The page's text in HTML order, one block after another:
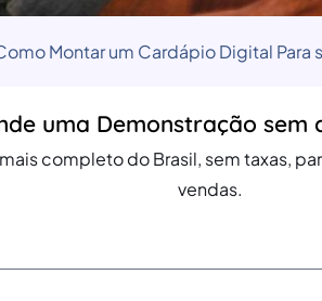
Montar um Cardápio Digital​ Para
uma Demonstração sem
completo do Brasil, sem taxas,
vendas.